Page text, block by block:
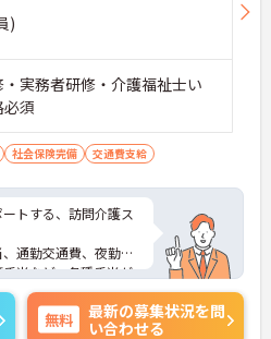
)
実務者研修・介護福祉士い
須
社会保険完備 交通費支給
トする、訪問介護ス
通勤交通費、夜勤手
当など、各種手当が
などの休暇制度も充
合わせてお休みが取
無料
最新の募集状況を問
い合わせる